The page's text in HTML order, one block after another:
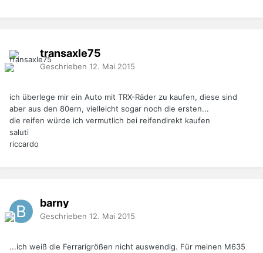
transaxle75
Geschrieben 12. Mai 2015
ich überlege mir ein Auto mit TRX-Räder zu kaufen, diese sind
aber aus den 80ern, vielleicht sogar noch die ersten...
die reifen würde ich vermutlich bei reifendirekt kaufen
saluti
riccardo
barny
Geschrieben 12. Mai 2015
...ich weiß die Ferrarigrößen nicht auswendig. Für meinen M635